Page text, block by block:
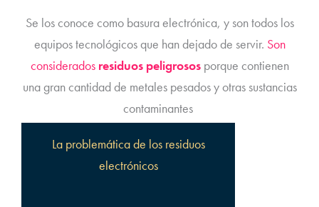
Se los conoce como basura electrónica, y son todos los
equipos tecnológicos que han dejado de servir. Son
considerados residuos peligrososporque contienen
una gran cantidad de metales pesados y otras sustancias
contaminantes
La problemática de los residuos
electrónicos